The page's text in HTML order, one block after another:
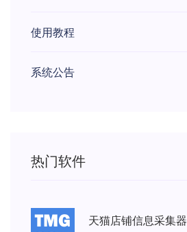
使用教程
系统公告
热门软件
天猫店铺信息采集器